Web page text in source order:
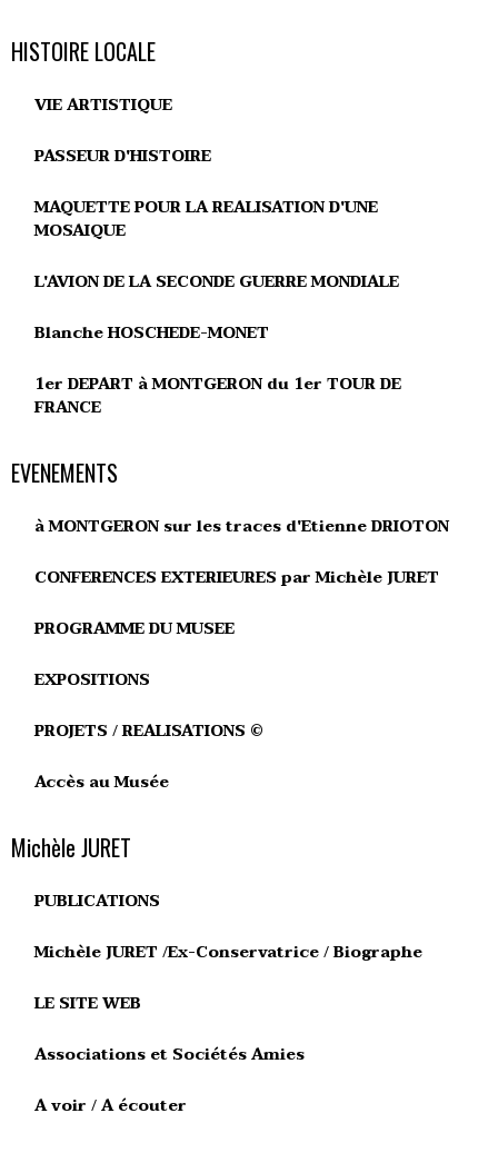
HISTOIRE LOCALE
VIE ARTISTIQUE
PASSEUR D'HISTOIRE
MAQUETTE POUR LA REALISATION D'UNE
MOSAIQUE
L'AVION DE LA SECONDE GUERRE MONDIALE
Blanche HOSCHEDE-MONET
1er DEPART à MONTGERON du 1er TOUR DE
FRANCE
EVENEMENTS
à MONTGERON sur les traces d'Etienne DRIOTON
CONFERENCES EXTERIEURES par Michèle JURET
PROGRAMME DU MUSEE
EXPOSITIONS
PROJETS / REALISATIONS ©
Accès au Musée
Michèle JURET
PUBLICATIONS
Michèle JURET /Ex-Conservatrice / Biographe
LE SITE WEB
Associations et Sociétés Amies
A voir / A écouter